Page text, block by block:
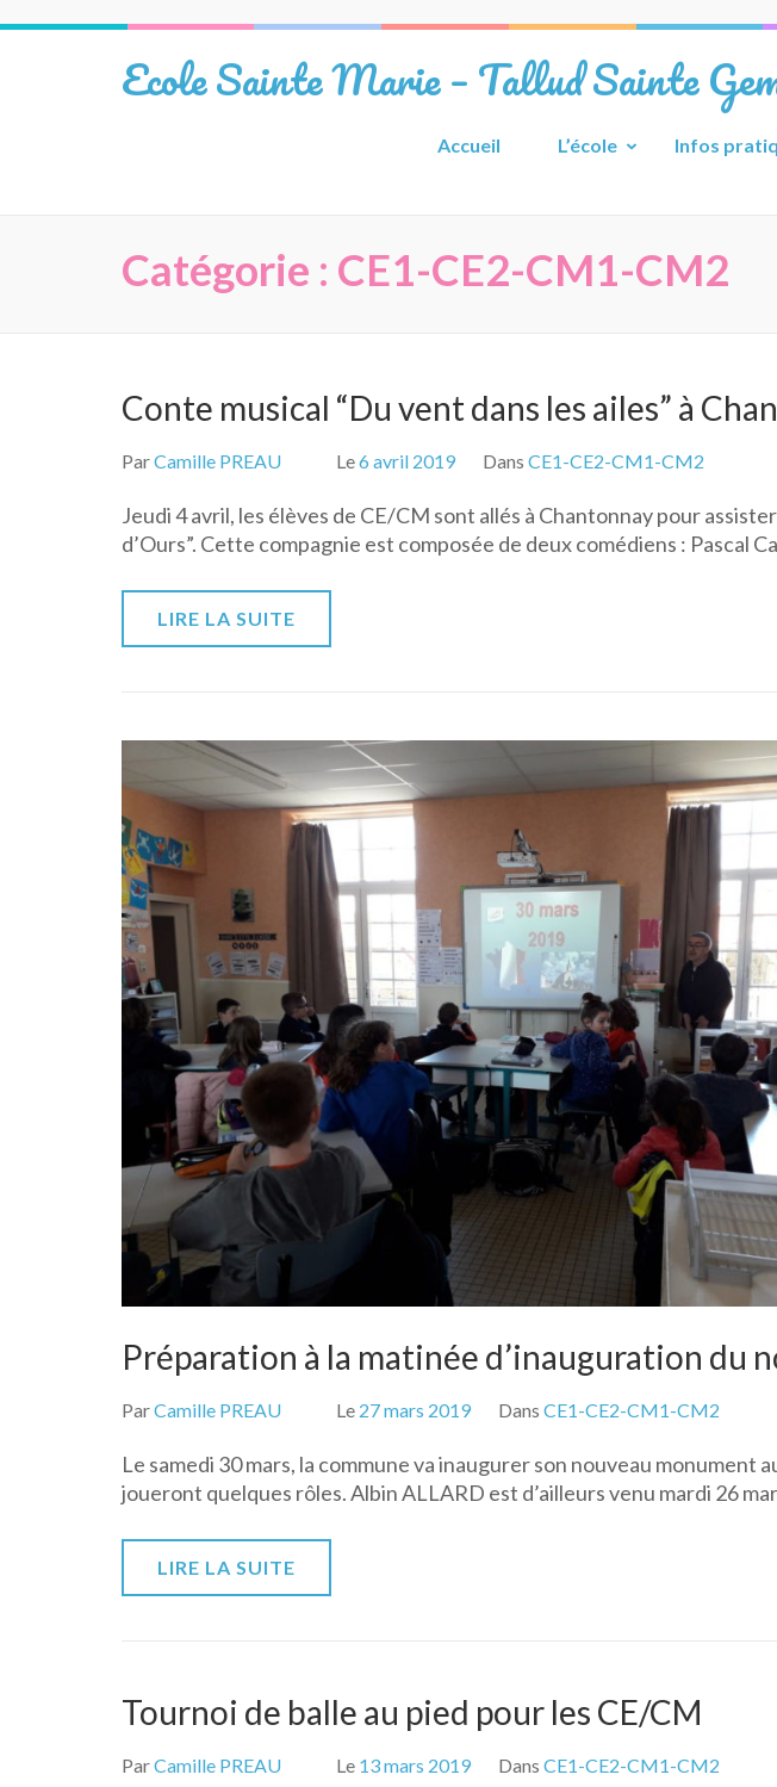
Ecole Sainte Marie – Tallud Sainte
Accueil L’école Infos
Catégorie : CE1-CE2-CM1-CM2
Conte musical “Du vent dans les ailes” à
ParCamille PREAU Le6 avril 2019 Dans CE1-CE2-CM1-CM2
Jeudi 4 avril, les élèves de CE/CM sont allés à Chantonnay pour
d’Ours”. Cette compagnie est composée de deux comédiens : Pascal
LIRE LA SUITE
Préparation à la matinée d’inauguration du
ParCamille PREAU Le 27 mars 2019 Dans CE1-CE2-CM1-CM2
Le samedi 30 mars, la commune va inaugurer son nouveau
joueront quelques rôles. Albin ALLARD est d’ailleurs venu mardi 26
LIRE LA SUITE
Tournoi de balle au pied pour les CE/CM
ParCamille PREAU Le 13 mars 2019 Dans CE1-CE2-CM1-CM2